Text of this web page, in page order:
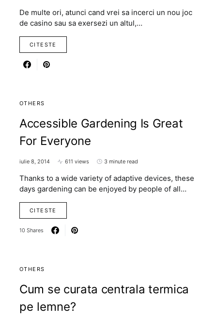
De multe ori, atunci cand vrei sa incerci un nou joc
de casino sau sa exersezi un altul,…
CITESTE
OTHERS
Accessible Gardening Is Great
For Everyone
iulie 8, 2014 611 views 3 minute read
Thanks to a wide variety of adaptive devices, these
days gardening can be enjoyed by people of all…
CITESTE
10 Shares
OTHERS
Cum se curata centrala termica
pe lemne?